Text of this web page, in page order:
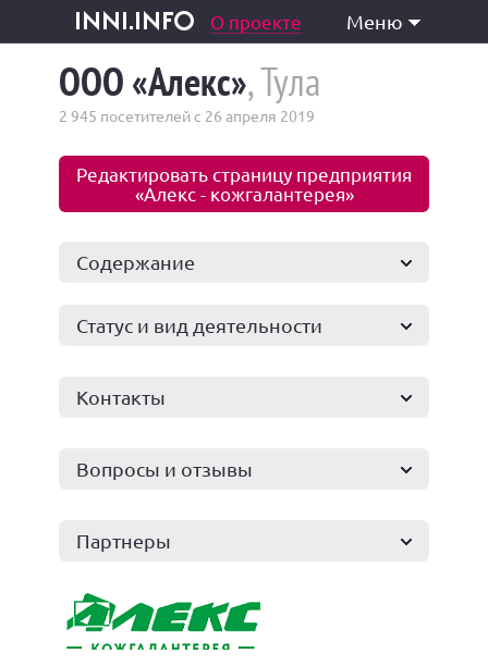
inni.info
и услуги О проекте Меню
ООО «Алекс», Тула
2 945 посетителей с 26 апреля 2019
Редактировать страницу предприятия
«Алекс - кожгалантерея»
Содержание
Статус и вид деятельности
Контакты
Вопросы и отзывы
Партнеры